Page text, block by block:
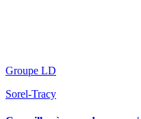
Groupe LD
Sorel-Tracy